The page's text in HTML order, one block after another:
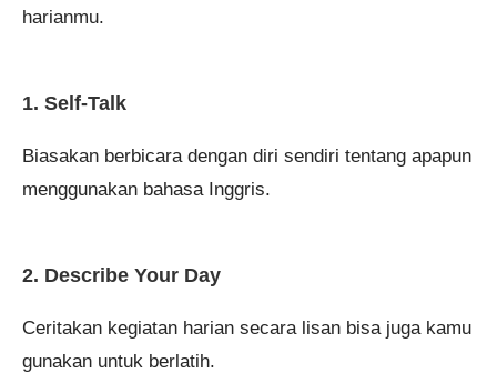
harianmu.
1. Self-Talk
Biasakan berbicara dengan diri sendiri tentang apapun
menggunakan bahasa Inggris.
2. Describe Your Day
Ceritakan kegiatan harian secara lisan bisa juga kamu
gunakan untuk berlatih.